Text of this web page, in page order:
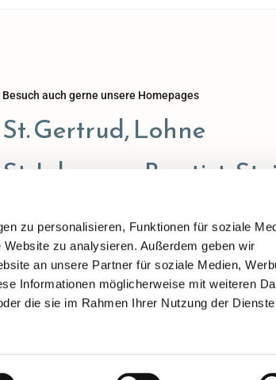
zu personalisieren, Funktionen für soziale
zu analysieren. Außerdem geben wir
an unsere Partner für soziale Medien,
Informationen möglicherweise mit weiteren
die sie im Rahmen Ihrer Nutzung der Dienste
Besuch auch gerne unsere Homepages
St. Gertrud, Lohne
St. Johannes Baptist,
St. Viktor, Damme